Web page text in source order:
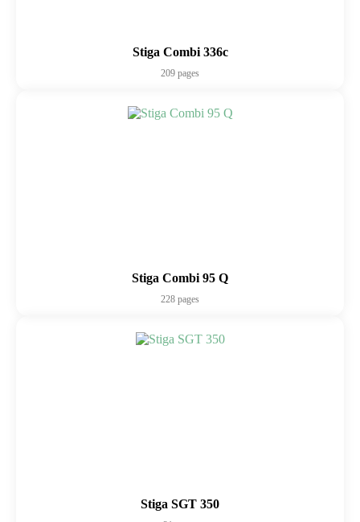
Stiga Combi 336c
209 pages
Stiga Combi 95 Q
228 pages
Stiga SGT 350